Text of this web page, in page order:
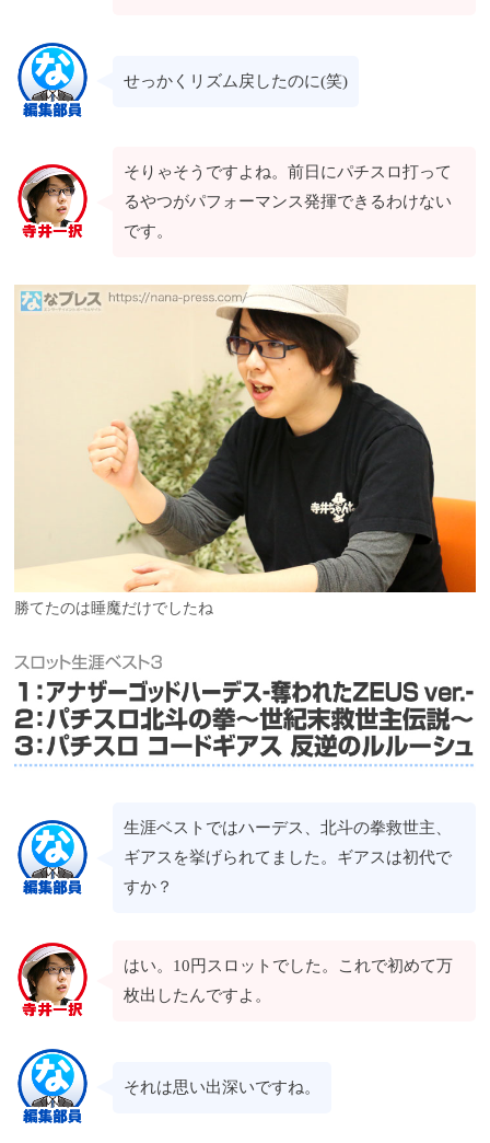
せっかくリズム戻したのに(笑)
そりゃそうですよね。前日にパチスロ打って
るやつがパフォーマンス発揮できるわけない
です。
勝てたのは睡魔だけでしたね
生涯ベストではハーデス、北斗の拳救世主、
ギアスを挙げられてました。ギアスは初代で
すか？
はい。10円スロットでした。これで初めて万
枚出したんですよ。
それは思い出深いですね。